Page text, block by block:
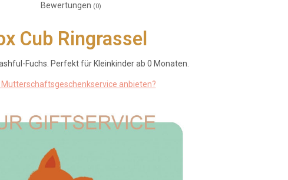
Bewertungen (0)
Cub Ringrassel
Fuchs. Perfekt für Kleinkinder ab 0 Monaten.
anbieten?